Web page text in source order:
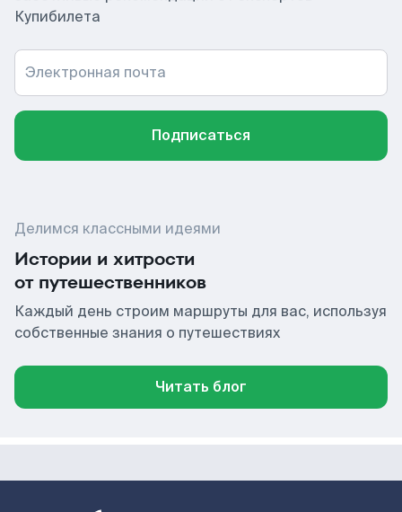
Купибилета
Электронная почта
Подписаться
Делимся классными идеями
Истории и хитрости
от путешественников
Каждый день строим маршруты для вас, используя
собственные знания о путешествиях
Читать блог